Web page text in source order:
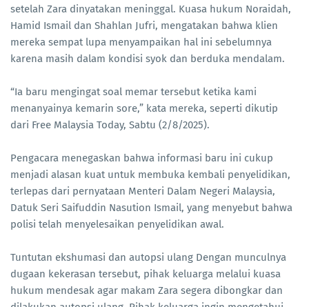
setelah Zara dinyatakan meninggal. Kuasa hukum Noraidah,
Hamid Ismail dan Shahlan Jufri, mengatakan bahwa klien
mereka sempat lupa menyampaikan hal ini sebelumnya
karena masih dalam kondisi syok dan berduka mendalam.
“Ia baru mengingat soal memar tersebut ketika kami
menanyainya kemarin sore,” kata mereka, seperti dikutip
dari Free Malaysia Today, Sabtu (2/8/2025).
Pengacara menegaskan bahwa informasi baru ini cukup
menjadi alasan kuat untuk membuka kembali penyelidikan,
terlepas dari pernyataan Menteri Dalam Negeri Malaysia,
Datuk Seri Saifuddin Nasution Ismail, yang menyebut bahwa
polisi telah menyelesaikan penyelidikan awal.
Tuntutan ekshumasi dan autopsi ulang Dengan munculnya
dugaan kekerasan tersebut, pihak keluarga melalui kuasa
hukum mendesak agar makam Zara segera dibongkar dan